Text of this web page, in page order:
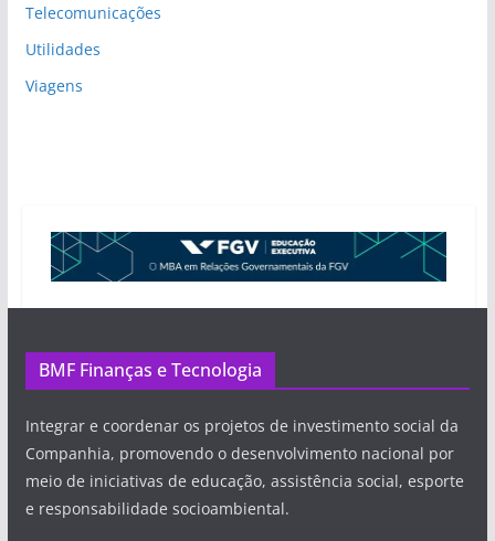
Telecomunicações
Utilidades
Viagens
BMF Finanças e Tecnologia
Integrar e coordenar os projetos de investimento social da
Companhia, promovendo o desenvolvimento nacional por
meio de iniciativas de educação, assistência social, esporte
e responsabilidade socioambiental.